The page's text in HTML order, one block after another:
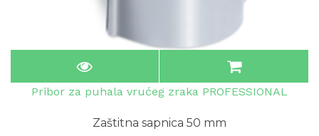
Pribor za puhala vrućeg zraka PROFESSIONAL
Zaštitna sapnica 50 mm